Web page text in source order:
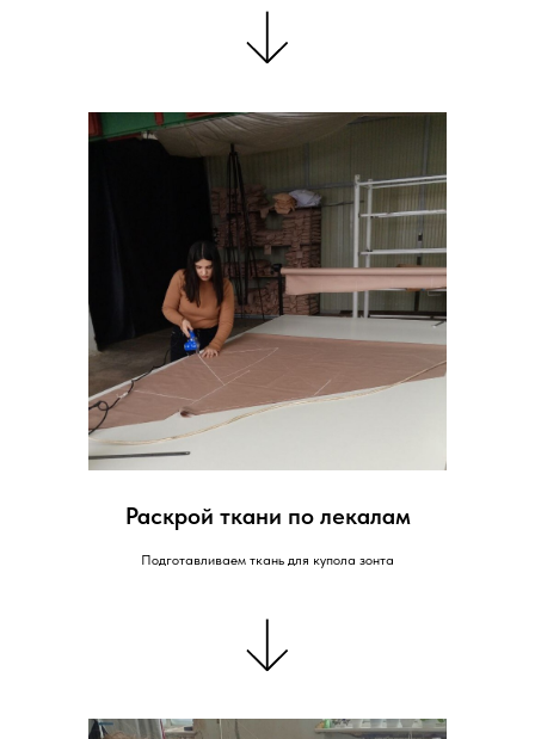
Раскрой ткани по лекалам
Подготавливаем ткань для купола зонта